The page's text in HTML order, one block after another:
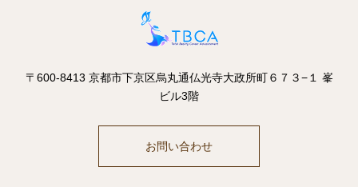
〒600-8413 京都市下京区烏丸通仏光寺大政所町６７３−１ 峯
ビル3階
お問い合わせ